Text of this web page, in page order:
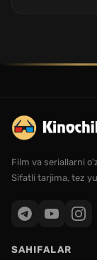
Film va seriallarni
Sifatli tarjima, tez
SAHIFALAR